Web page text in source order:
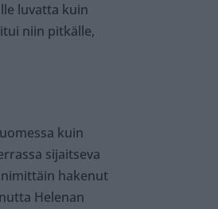
luvatta kuin
niin pitkälle,
kuin
sijaitseva
hakenut
Helenan